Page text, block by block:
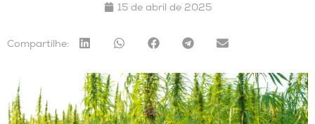
15 de abril de 2025
Compartilhe: